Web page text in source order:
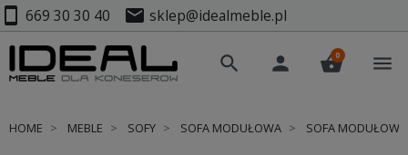
smartphone 669 30 30 40 mail sklep@idealmeble.pl
search person shopping_basket
0 menu
HOME MEBLE SOFY SOFA MODUŁOWA SOFA